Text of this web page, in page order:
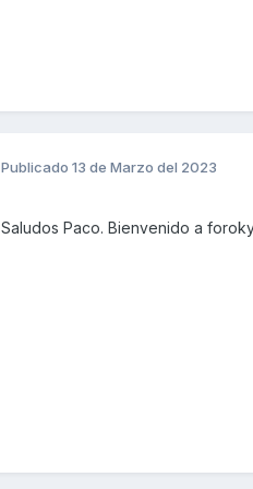
Publicado 13 de Marzo del 2023
Saludos Paco. Bienvenido a